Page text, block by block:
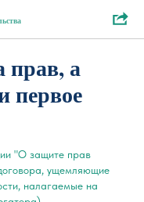
прав, а
первое
"О защите прав
ущемляющие
налагаемые на